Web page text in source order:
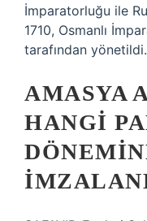
İmparatorluğu ile
1710, Osmanlı
tarafından yönetildi.
AMASYA
HANGI